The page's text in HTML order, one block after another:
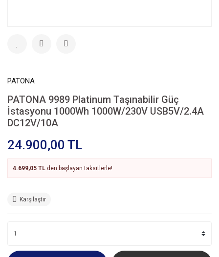
PATONA
PATONA 9989 Platinum Taşınabilir Güç
İstasyonu 1000Wh 1000W/230V USB5V/2.4A
DC12V/10A
24.900,00 TL
4.699,05 TL den başlayan taksitlerle!
Karşılaştır